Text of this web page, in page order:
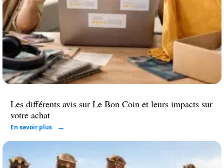
Les différents avis sur Le Bon Coin et leurs impacts sur
votre achat
En savoir plus